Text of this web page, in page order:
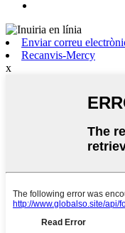
Enviar correu
Recanvis-Mercy
x